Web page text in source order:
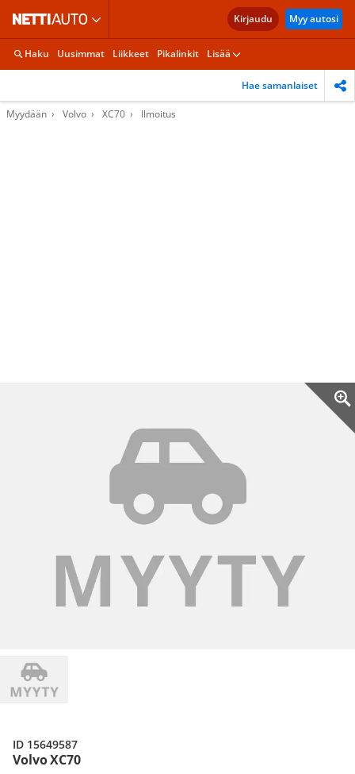
Kirjaudu Myy autosi
Haku Uusimmat Liikkeet Pikalinkit Lisää
Hae samanlaiset
Myydään Volvo XC70 Ilmoitus
Volvo XC70
ID 15649587